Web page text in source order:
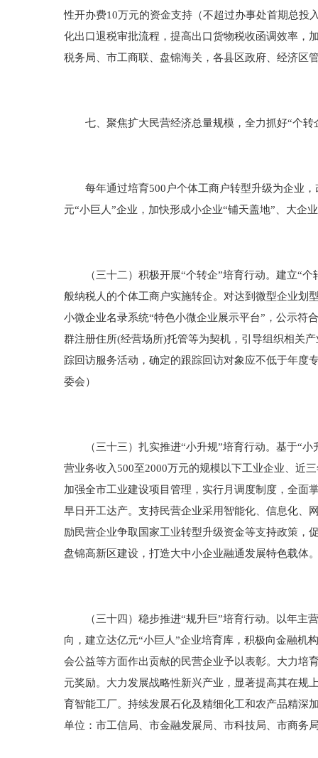
性开办费10万元的资金支持（不超过办事处首期总投
化出口退税审批流程，提高出口货物税收函调效率，
税务局、市工商联、盘锦海关，各县区政府、经济区
七、聚焦扩大民营经济总量规模，全力抓好“个转
每年通过培育500户个体工商户转型升级为企业，
元“小巨人”企业，加快形成小企业“铺天盖地”、大企
（三十二）积极开展“个转企”培育行动。建立“个
般纳税人的个体工商户实施转企。对达到微型企业划
小微企业名录系统“特色小微企业展示平台”，公示符
群注册住所(经营场所)托管等为契机，引导组织相关
踪回访服务活动，确定的跟踪回访对象应不低于年度
委会）
（三十三）扎实推进“小升规”培育行动。基于“小
营业务收入500至2000万元的规模以下工业企业、近
加强全市工业建设项目管理，实行月调度制度，全面
早日开工达产。支持民营企业采用智能化、信息化、
励民营企业争取国家工业转型升级资金等支持政策，
盘锦高新区建设，打造大中小企业融通发展特色载体
（三十四）稳步推进“规升巨”培育行动。以年主营
向，建立达亿元“小巨人”企业培育库，积极向金融机
会公益等方面作出贡献的民营企业予以表彰。大力培
元奖励。大力发展战略性新兴产业，显著提高其在规
育智能工厂。持续发展石化及精细化工和农产品精深
单位：市工信局、市金融发展局、市科技局、市商务